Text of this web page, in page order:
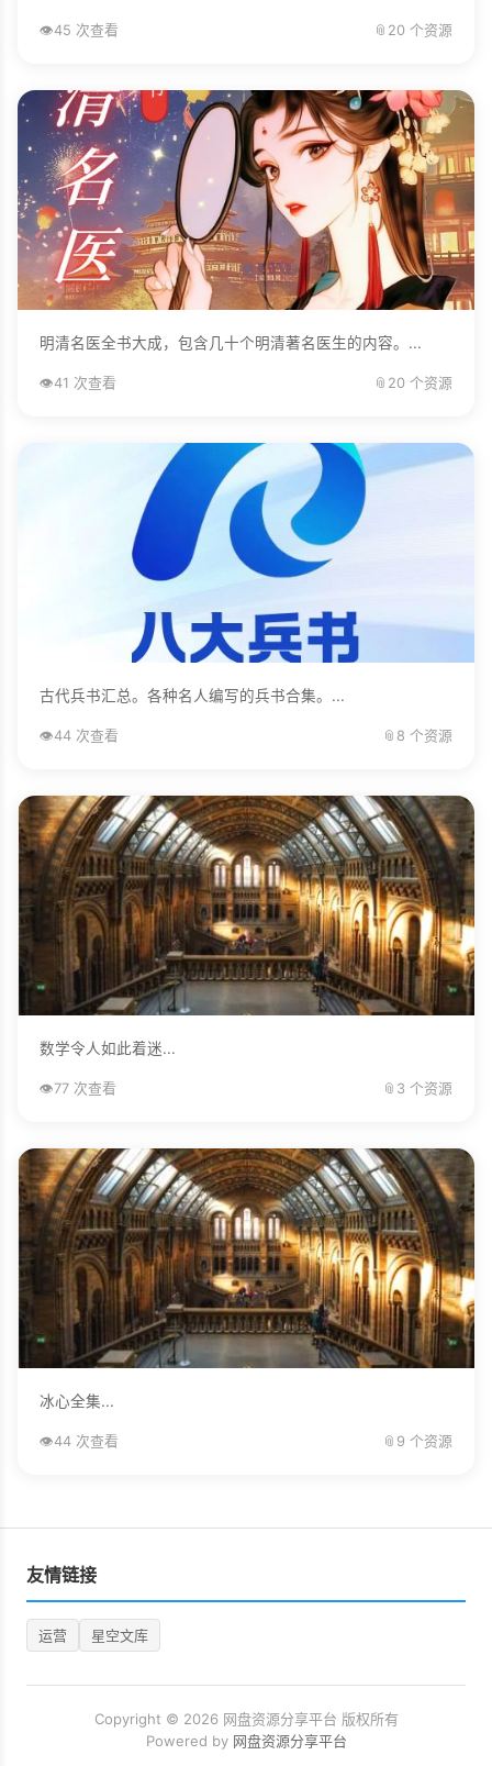
👁️45 次查看 📎 20 个资源
明清名医全书大成，包含几十个明清著名医生的内容。...
👁️41 次查看 📎 20 个资源
古代兵书汇总。各种名人编写的兵书合集。...
👁️44 次查看 📎 8 个资源
数学令人如此着迷...
👁️77 次查看 📎 3 个资源
冰心全集...
👁️44 次查看 📎 9 个资源
友情链接
运营 星空文库
Copyright © 2026 网盘资源分享平台 版权所有
Powered by 网盘资源分享平台